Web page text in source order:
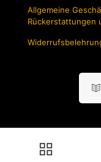
Allgemeine
Rückerstattungen